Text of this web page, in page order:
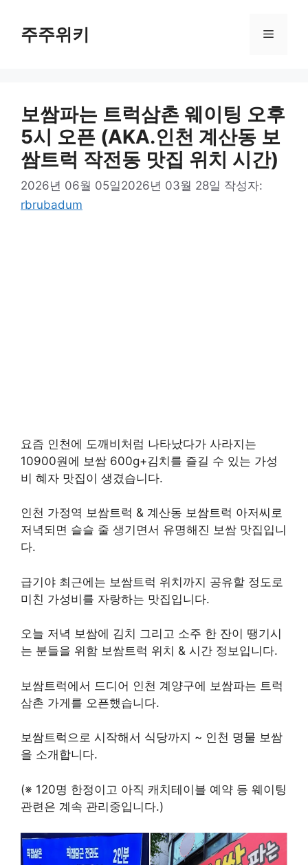
주주위키 메
보쌈파는 트럭삼촌 웨이팅 오후
5시 오픈 (AKA.인천 계산동 보
쌈트럭 작전동 맛집 위치 시간)
2026년 06월 05일2026년 03월 28일 작성자:
rbrubadum
요즘 인천에 도깨비처럼 나타났다가 사라지는
10900원에 보쌈 600g+김치를 즐길 수 있는 가성
비 혜자 맛집이 생겼습니다.
인천 가정역 보쌈트럭 & 계산동 보쌈트럭 아저씨로
저녁되면 슬슬 줄 생기면서 유명해진 보쌈 맛집입니
다.
급기야 최근에는 보쌈트럭 위치까지 공유할 정도로
미친 가성비를 자랑하는 맛집입니다.
오늘 저녁 보쌈에 김치 그리고 소주 한 잔이 땡기시
는 분들을 위함 보쌈트럭 위치 & 시간 정보입니다.
보쌈트럭에서 드디어 인천 계양구에 보쌈파는 트럭
삼촌 가게를 오픈했습니다.
보쌈트럭으로 시작해서 식당까지 ~ 인천 명물 보쌈
을 소개합니다.
(※ 120명 한정이고 아직 캐치테이블 예약 등 웨이팅
관련은 계속 관리중입니다.)